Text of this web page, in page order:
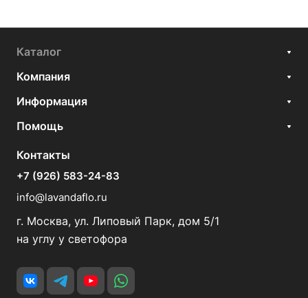
Каталог
Компания
Информация
Помощь
Контакты
+7 (926) 583-24-83
info@lavandaflo.ru
г. Москва, ул. Липовый Парк, дом 5/1
на углу у светофора